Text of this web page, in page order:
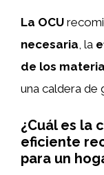
La OCU
necesaria , la
de los
una caldera de
¿Cuál es la
eficiente
para un